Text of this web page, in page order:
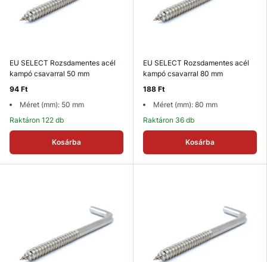
EU SELECT Rozsdamentes acél
kampó csavarral 50 mm
94 Ft
Méret (mm): 50 mm
Raktáron 122 db
Kosárba
EU SELECT Rozsdamentes acél
kampó csavarral 80 mm
188 Ft
Méret (mm): 80 mm
Raktáron 36 db
Kosárba